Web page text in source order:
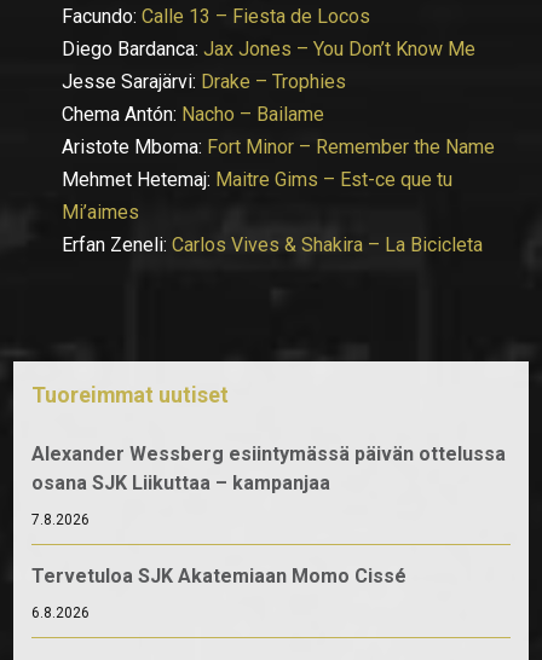
Facundo:Calle 13 – Fiesta de Locos
Diego Bardanca:Jax Jones – You Don’t Know Me
Jesse Sarajärvi: Drake – Trophies
Chema Antón: Nacho – Bailame
Aristote Mboma: Fort Minor – Remember the Name
Mehmet Hetemaj: Maitre Gims – Est-ce que tu
Mi’aimes
Erfan Zeneli:Carlos Vives & Shakira – La Bicicleta
Tuoreimmat uutiset
Alexander Wessberg esiintymässä päivän ottelussa
osana SJK Liikuttaa – kampanjaa
7.8.2026
Tervetuloa SJK Akatemiaan Momo Cissé
6.8.2026